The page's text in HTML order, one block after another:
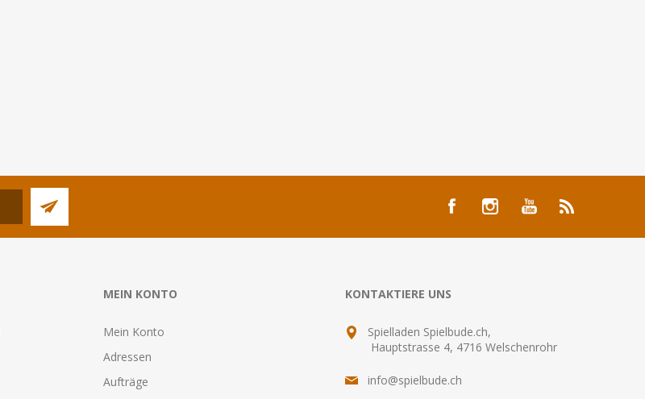
MEIN KONTO
Mein Konto
Adressen
Aufträge
KONTAKTIERE UNS
Spielladen Spielbude.ch,
Hauptstrasse 4, 4716 Welschenrohr
info@spielbude.ch